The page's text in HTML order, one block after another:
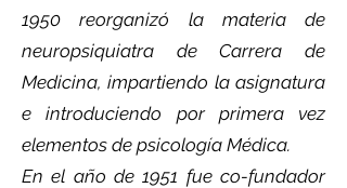
1950 reorganizó la materia de
neuropsiquiatra de Carrera de
Medicina, impartiendo la asignatura
e introduciendo por primera vez
elementos de psicología Médica.
En el año de 1951 fue co-fundador